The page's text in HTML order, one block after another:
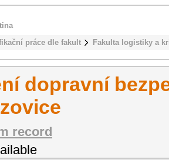
práce dle fakult Fakulta logistiky a
dopravní
record